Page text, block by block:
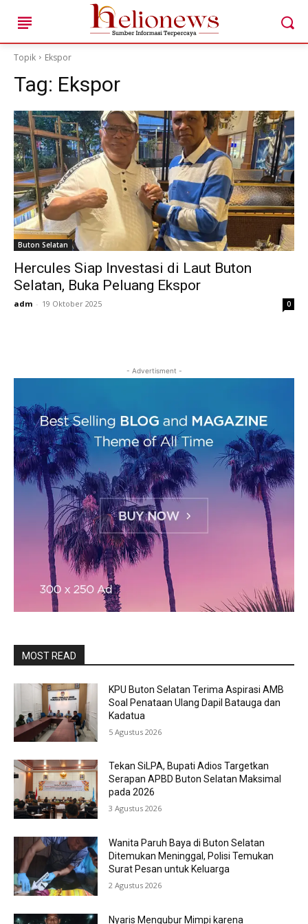
Cari ...
HOME
BERITA AKTUAL DAERAH
TOKOH & KISAH LOKAL
POTENSI DESA DAN UMKM
EDITORIAL & SUARA PUBLIK
Redaksi
Media Siber
Topik Ekspor
Tag: Ekspor
Buton Selatan
Hercules Siap Investasi di Laut Buton
Selatan, Buka Peluang Ekspor
adm - 19 Oktober 2025 0
- Advertisment -
MOST READ
KPU Buton Selatan Terima Aspirasi AMB
Soal Penataan Ulang Dapil Batauga dan
Kadatua
5 Agustus 2026
Tekan SiLPA, Bupati Adios Targetkan
Serapan APBD Buton Selatan Maksimal
pada 2026
3 Agustus 2026
Wanita Paruh Baya di Buton Selatan
Ditemukan Meninggal, Polisi Temukan
Surat Pesan untuk Keluarga
2 Agustus 2026
Nyaris Mengubur Mimpi karena